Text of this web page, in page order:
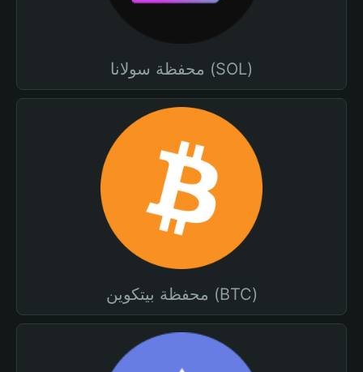
محفظة سولانا (SOL)
محفظة بيتكوين (BTC)